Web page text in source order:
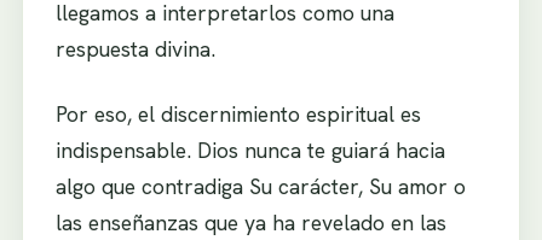
llegamos a interpretarlos como una
respuesta divina.
Por eso, el discernimiento espiritual es
indispensable. Dios nunca te guiará hacia
algo que contradiga Su carácter, Su amor o
las enseñanzas que ya ha revelado en las